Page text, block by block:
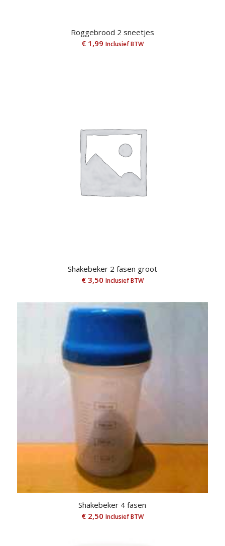
Roggebrood 2 sneetjes
€1,99 Inclusief BTW
Shakebeker 2 fasen groot
€3,50 Inclusief BTW
Shakebeker 4 fasen
€2,50 Inclusief BTW